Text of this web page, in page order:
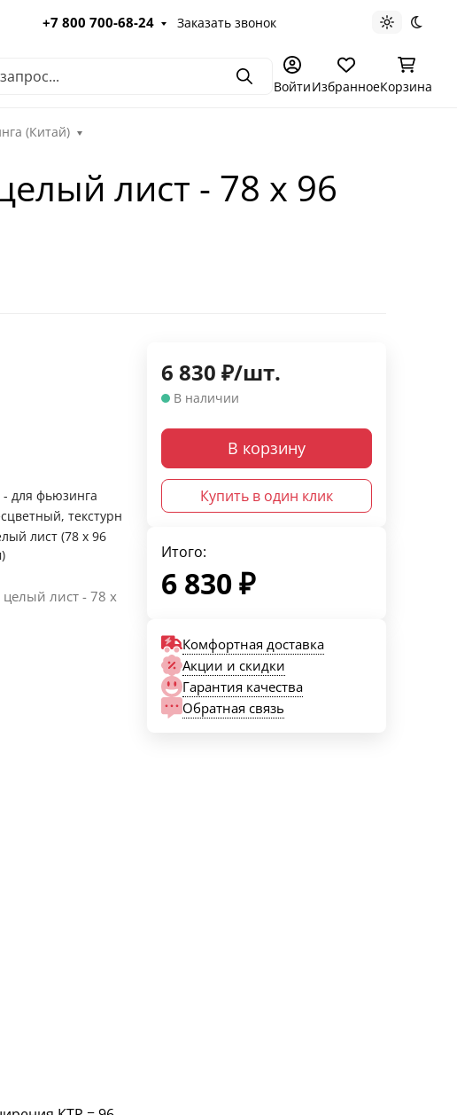
+7 800 700-68-24 Заказать звонок Светлая
ПоискВойтиИзбранноеКорзина
(Китай)
лист - 78 х 96
- для фьюзинга
текстурн
лист (78 х 96
лист - 78 х
6 830 ₽/шт.
В наличии
В корзину
Купить в один клик
Итого:
6 830₽
Комфортная доставка
Акции и скидки
Гарантия качества
Обратная связь